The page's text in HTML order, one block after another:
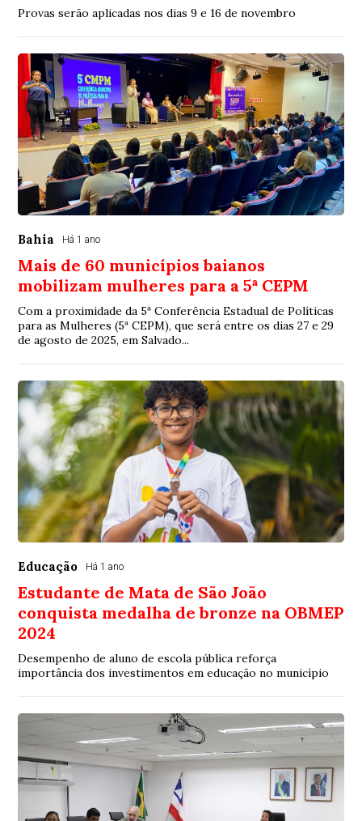
Provas serão aplicadas nos dias 9 e 16 de novembro
Bahia Há 1 ano
Mais de 60 municípios baianos
mobilizam mulheres para a 5ª CEPM
Com a proximidade da 5ª Conferência Estadual de Políticas
para as Mulheres (5ª CEPM), que será entre os dias 27 e 29
de agosto de 2025, em Salvado...
Educação Há 1 ano
Estudante de Mata de São João
conquista medalha de bronze na OBMEP
2024
Desempenho de aluno de escola pública reforça
importância dos investimentos em educação no município